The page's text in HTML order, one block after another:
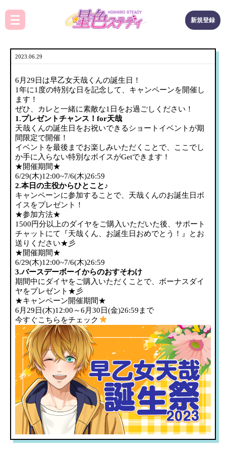
新規登録
2023.06.29
6月29日は早乙女天哉くんの誕生日！
1年に1度の特別な日を記念して、キャンペーンを開催し
ます！
ぜひ、カレと一緒に素敵な1日をお過ごしください！
1.プレゼントチャンス！for天哉
天哉くんの誕生日をお祝いできるショートイベントが期
間限定で開催！
イベントを最後までお楽しみいただくことで、ここでし
か手に入らない特別なボイスがGetできます！
★開催期間★
6/29(木)12:00~7/6(木)26:59
2.本日の主役からひとこと♪
キャンペーンに参加することで、天哉くんのお誕生日ボ
イスをプレゼント！
★参加方法★
1500円分以上のダイヤをご購入いただいた後、サポート
チャットにて『天哉くん、お誕生日おめでとう！』とお
送りください★彡
★開催期間★
6/29(木)12:00~7/6(木)26:59
3.バースデーボーイからのおすそわけ
期間中にダイヤをご購入いただくことで、ボーナスダイ
ヤをプレゼント★彡
★キャンペーン開催期間★
6月29日(木)12:00～6月30日(金)26:59まで
今すぐこちらをチェック